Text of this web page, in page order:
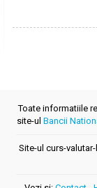
Toate informatiile
site-ul Bancii
Site-ul curs-